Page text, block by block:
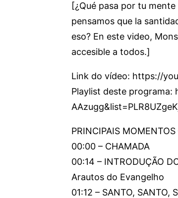
[¿Qué pasa por tu
pensamos que la
eso? En este video,
accesible a todos.]
Link do vídeo: https://
Playlist deste
PRINCIPAIS
00:00 – CHAMADA
00:14 – INTRODUÇÃO
Arautos do Evangelho
01:12 – SANTO,